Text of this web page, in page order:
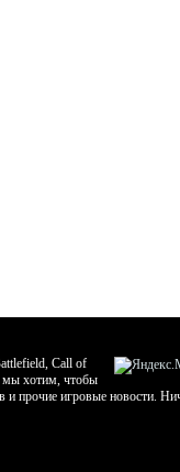
Call of
мы хотим, чтобы
и прочие игровые новости.